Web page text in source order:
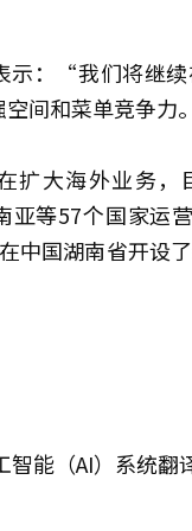
示：“我们将继
间和菜单竞争力
扩大海外业务，
亚等57个国家运
中国湖南省开设
能（AI）系统翻